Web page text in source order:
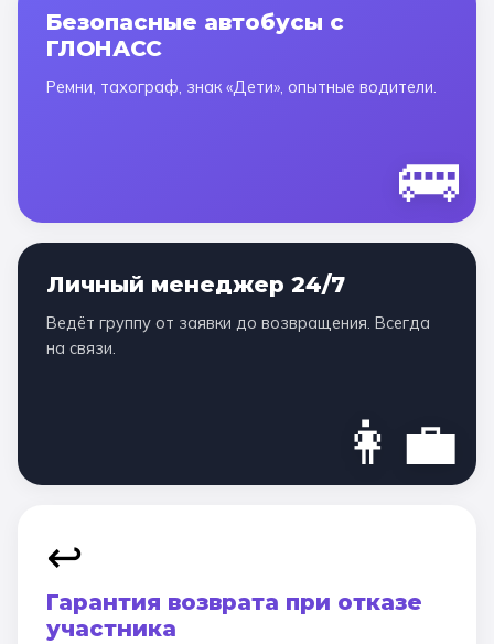
Безопасные автобусы с
ГЛОНАСС
Ремни, тахограф, знак «Дети», опытные водители.
🚌
Личный менеджер 24/7
Ведёт группу от заявки до возвращения. Всегда
на связи.
👩‍💼
↩️
Гарантия возврата при отказе
участника